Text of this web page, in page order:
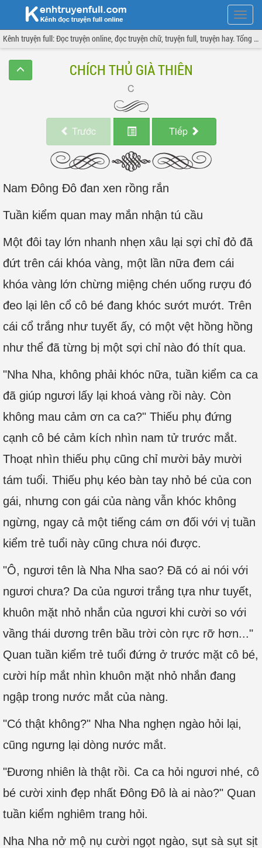
Hiện
menu
Kênh truyện full: Đọc truyện online, đọc truyện chữ, truyện full, truyện hay. Tổng hợp đầy đủ và cập nhật liên tục.
CHÍCH THỦ GIÀ THIÊN
Trước Tiếp
Nam Đông Đô đan xen rồng rắn
Tuần kiểm quan may mắn nhận tú cầu
Một đôi tay lớn nhanh nhẹn xâu lại sợi chỉ đỏ đã
đứt trên cái khóa vàng, một lần nữa đem cái
khóa vàng lớn chừng miệng chén uống rượu đó
đeo lại lên cổ cô bé đang khóc sướt mướt. Trên
cái cổ trắng như tuyết ấy, có một vệt hồng hồng
như thể đã từng bị một sợi chỉ nào đó thít qua.
"Nha Nha, không phải khóc nữa, tuần kiểm ca ca
đã giúp ngươi lấy lại khoá vàng rồi này. Còn
không mau cảm ơn ca ca?" Thiếu phụ đứng
cạnh cô bé cảm kích nhìn nam tử trước mắt.
Thoạt nhìn thiếu phụ cũng chỉ mười bảy mười
tám tuổi. Thiếu phụ kéo bàn tay nhỏ bé của con
gái, nhưng con gái của nàng vẫn khóc không
ngừng, ngay cả một tiếng cám ơn đối với vị tuần
kiểm trẻ tuổi này cũng chưa nói được.
"Ô, ngươi tên là Nha Nha sao? Đã có ai nói với
ngươi chưa? Da của ngươi trắng tựa như tuyết,
khuôn mặt nhỏ nhắn của ngươi khi cười so với
vầng thái dương trên bầu trời còn rực rỡ hơn..."
Quan tuần kiểm trẻ tuổi đứng ở trước mặt cô bé,
cười híp mắt nhìn khuôn mặt nhỏ nhắn đang
ngập trong nước mắt của nàng.
"Có thật không?" Nha Nha nghẹn ngào hỏi lại,
cũng ngưng lại dòng nước mắt.
"Đương nhiên là thật rồi. Ca ca hỏi ngươi nhé, cô
bé cười xinh đẹp nhất Đông Đô là ai nào?" Quan
tuần kiểm nghiêm trang hỏi.
Nha Nha nở mộ nụ cười ngọt ngào, sụt sà sụt sịt